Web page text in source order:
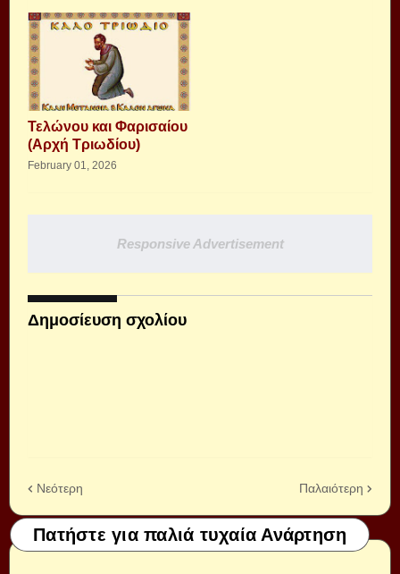
Τελώνου και Φαρισαίου
(Αρχή Τριωδίου)
February 01, 2026
Responsive Advertisement
Δημοσίευση σχολίου
Νεότερη Παλαιότερη
Πατήστε για παλιά τυχαία Ανάρτηση